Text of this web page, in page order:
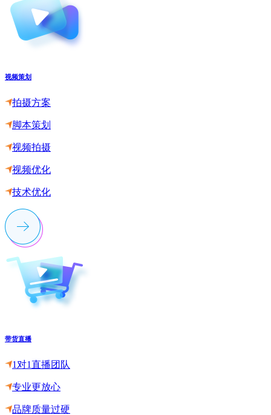
视频策划
拍摄方案
脚本策划
视频拍摄
视频优化
技术优化
带货直播
1对1直播团队
专业更放心
品牌质量过硬